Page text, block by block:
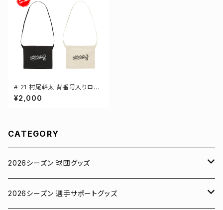
# 21 村尾幹太 背番号入りロゴ
キャンバスサコッシュ 選手還元
2カラー 001461
¥2,000
CATEGORY
2026シーズン 球団グッズ
ユニフォーム
2026シーズン 選手サポートグッズ